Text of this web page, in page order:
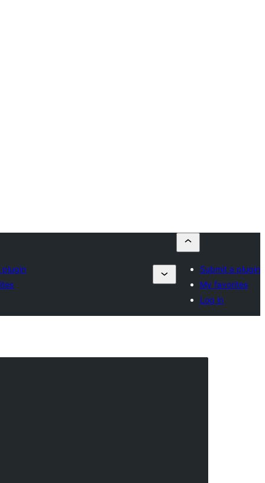
plugin
Submit a plugin
My favorites
Log in